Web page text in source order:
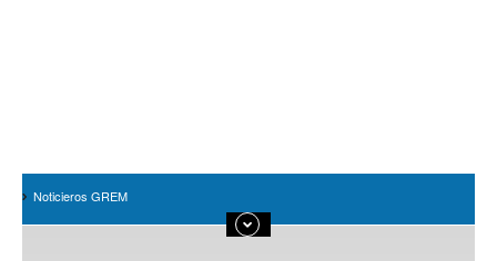
Noticieros GREM